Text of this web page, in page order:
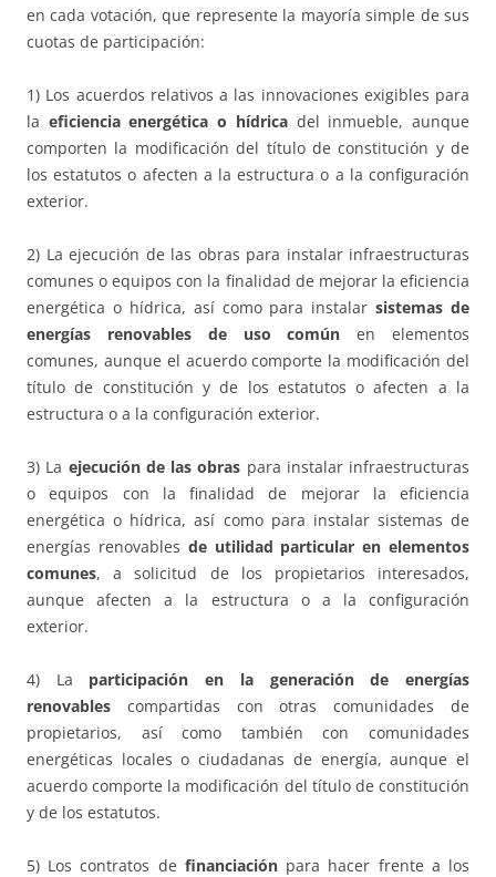
en cada votación, que represente la mayoría simple de sus
cuotas de participación:
1) Los acuerdos relativos a las innovaciones exigibles para
la eficiencia energética o hídricadel inmueble, aunque
comporten la modificación del título de constitución y de
los estatutos o afecten a la estructura o a la configuración
exterior.
2) La ejecución de las obras para instalar infraestructuras
comunes o equipos con la finalidad de mejorar la eficiencia
energética o hídrica, así como para instalarsistemas de
energías renovables de uso común en elementos
comunes, aunque el acuerdo comporte la modificación del
título de constitución y de los estatutos o afecten a la
estructura o a la configuración exterior.
3) La ejecución de las obras para instalar infraestructuras
o equipos con la finalidad de mejorar la eficiencia
energética o hídrica, así como para instalar sistemas de
energías renovables de utilidad particular en elementos
comunes, a solicitud de los propietarios interesados,
aunque afecten a la estructura o a la configuración
exterior.
4) La participación en la generación de energías
renovables compartidas con otras comunidades de
propietarios, así como también con comunidades
energéticas locales o ciudadanas de energía, aunque el
acuerdo comporte la modificación del título de constitución
y de los estatutos.
5) Los contratos de financiaciónpara hacer frente a los